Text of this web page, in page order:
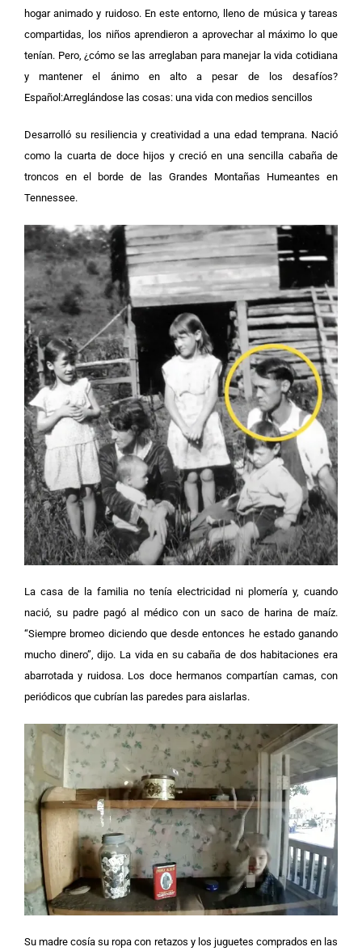
hogar animado y ruidoso. En este entorno, lleno de música y tareas
compartidas, los niños aprendieron a aprovechar al máximo lo que
tenían. Pero, ¿cómo se las arreglaban para manejar la vida cotidiana
y mantener el ánimo en alto a pesar de los desafíos?
Español:Arreglándose las cosas: una vida con medios sencillos
Desarrolló su resiliencia y creatividad a una edad temprana. Nació
como la cuarta de doce hijos y creció en una sencilla cabaña de
troncos en el borde de las Grandes Montañas Humeantes en
Tennessee.
La casa de la familia no tenía electricidad ni plomería y, cuando
nació, su padre pagó al médico con un saco de harina de maíz.
“Siempre bromeo diciendo que desde entonces he estado ganando
mucho dinero”, dijo. La vida en su cabaña de dos habitaciones era
abarrotada y ruidosa. Los doce hermanos compartían camas, con
periódicos que cubrían las paredes para aislarlas.
Su madre cosía su ropa con retazos y los juguetes comprados en las